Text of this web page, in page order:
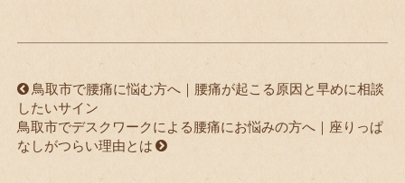
鳥取市で腰痛に悩む方へ｜腰痛が起こる原因と早めに相談
したいサイン
鳥取市でデスクワークによる腰痛にお悩みの方へ｜座りっぱ
なしがつらい理由とは